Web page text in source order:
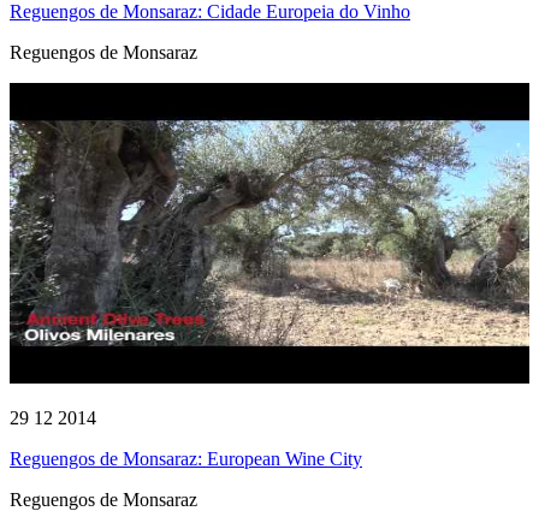
Reguengos de Monsaraz: Cidade Europeia do Vinho
Reguengos de Monsaraz
29 12 2014
Reguengos de Monsaraz: European Wine City
Reguengos de Monsaraz